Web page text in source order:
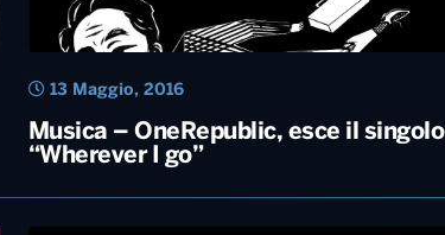
Musica – OneRepublic, esce il singolo
“Wherever I go”
13 Maggio, 2016